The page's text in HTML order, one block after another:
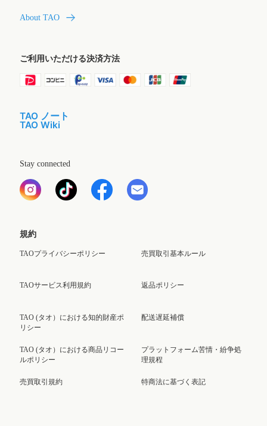
About TAO
ご利用いただける決済方法
TAO ノート
TAO Wiki
Stay connected
規約
TAOプライバシーポリシー
TAOサービス利用規約
TAO (タオ）における知的財産ポ
リシー
TAO (タオ）における商品リコー
ルポリシー
売買取引規約
売買取引基本ルール
返品ポリシー
配送遅延補償
プラットフォーム苦情・紛争処
理規程
特商法に基づく表記